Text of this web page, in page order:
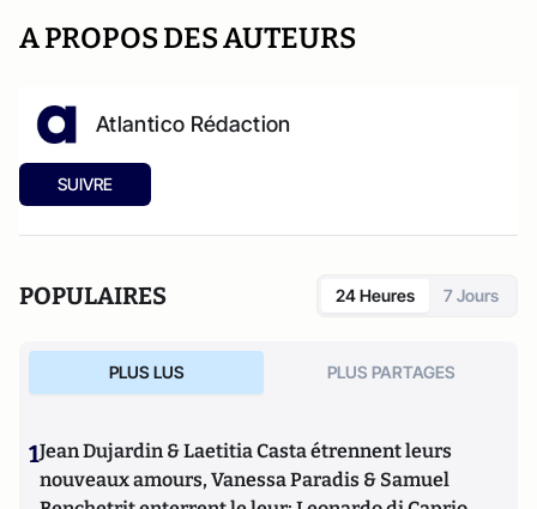
A PROPOS DES AUTEURS
Atlantico Rédaction
SUIVRE
POPULAIRES 24 Heures 7 Jours
PLUS LUS PLUS PARTAGES
1Jean Dujardin & Laetitia Casta étrennent leurs
nouveaux amours, Vanessa Paradis & Samuel